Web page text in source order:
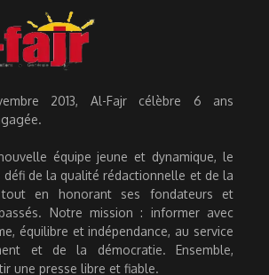
2013, Al-Fajr célèbre 6 ans
équipe jeune et dynamique, le
de la qualité rédactionnelle et de la
tout en honorant ses fondateurs et
Notre mission : informer avec
équilibre et indépendance, au service
et de la démocratie. Ensemble,
une presse libre et fiable.